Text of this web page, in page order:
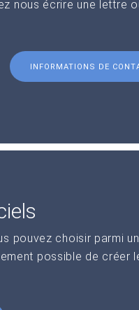
nous écrire une lettre
INFORMATIONS DE
pouvez choisir parmi
possible de créer